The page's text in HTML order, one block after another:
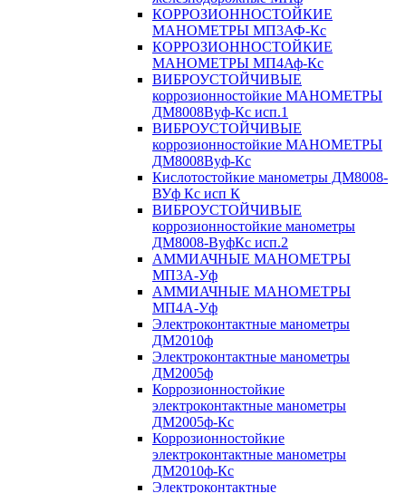
КОРРОЗИОННОСТОЙКИЕ
МАНОМЕТРЫ МП3АФ-Кс
КОРРОЗИОННОСТОЙКИЕ
МАНОМЕТРЫ МП4Аф-Кс
ВИБРОУСТОЙЧИВЫЕ
коррозионностойкие МАНОМЕТРЫ
ДМ8008Вуф-Кс исп.1
ВИБРОУСТОЙЧИВЫЕ
коррозионностойкие МАНОМЕТРЫ
ДМ8008Вуф-Кс
Кислотостойкие манометры ДМ8008-
ВУф Кс исп К
ВИБРОУСТОЙЧИВЫЕ
коррозионностойкие манометры
ДМ8008-ВуфКс исп.2
АММИАЧНЫЕ МАНОМЕТРЫ
МП3А-Уф
АММИАЧНЫЕ МАНОМЕТРЫ
МП4А-Уф
Электроконтактные манометры
ДМ2010ф
Электроконтактные манометры
ДМ2005ф
Коррозионностойкие
электроконтактные манометры
ДМ2005ф-Кс
Коррозионностойкие
электроконтактные манометры
ДМ2010ф-Кс
Электроконтактные